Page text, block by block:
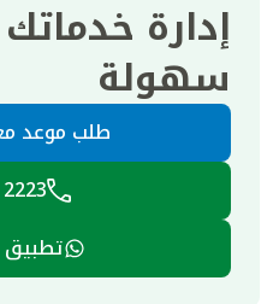
إدارة
سهولة
طلب موعد
2223 8 800